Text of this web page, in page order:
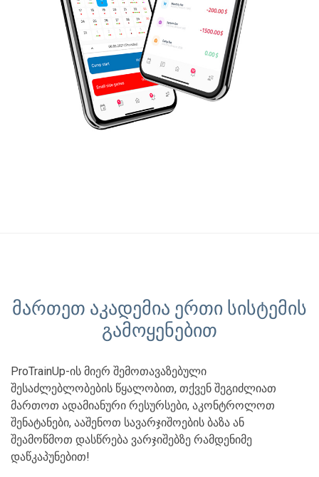
მართეთ აკადემია ერთი სისტემის
გამოყენებით
ProTrainUp-ის მიერ შემოთავაზებული
შესაძლებლობების წყალობით, თქვენ შეგიძლიათ
მართოთ ადამიანური რესურსები, აკონტროლოთ
შენატანები, ააშენოთ სავარჯიშოების ბაზა ან
შეამოწმოთ დასწრება ვარჯიშებზე რამდენიმე
დაწკაპუნებით!